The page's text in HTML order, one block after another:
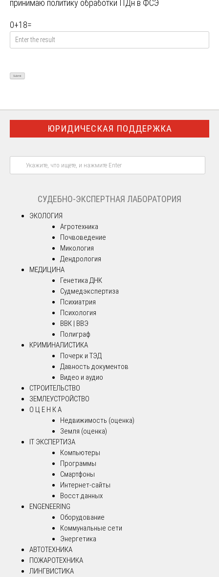
принимаю политику обработки ПДн в ФСЭ
0+18=
ЮРИДИЧЕСКАЯ ПОДДЕРЖКА
СУДЕБНО-ЭКСПЕРТНАЯ ЛАБОРАТОРИЯ
ЭКОЛОГИЯ
Агротехника
Почвоведение
Микология
Дендрология
МЕДИЦИНА
Генетика ДНК
Судмедэкспертиза
Психиатрия
Психология
ВВК | ВВЭ
Полиграф
КРИМИНАЛИСТИКА
Почерк и ТЭД
Давность документов
Видео и аудио
СТРОИТЕЛЬСТВО
ЗЕМЛЕУСТРОЙСТВО
О Ц Е Н К А
Недвижимость (оценка)
Земля (оценка)
IT ЭКСПЕРТИЗА
Компьютеры
Программы
Смартфоны
Интернет-сайты
Восст.данных
ENGENEERING
Оборудование
Коммунальные сети
Энергетика
АВТОТЕХНИКА
ПОЖАРОТЕХНИКА
ЛИНГВИСТИКА